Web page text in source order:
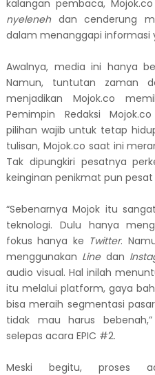
kalangan pembaca,
nyelenehdan cenderung
dalam menanggapi informasi
Awalnya, media ini hanya
Namun, tuntutan zaman
menjadikan Mojok.co
Pemimpin Redaksi
pilihan wajib untuk tetap
tulisan, Mojok.co saat ini
Tak dipungkiri pesatnya
keinginan penikmat pun
“Sebenarnya Mojok itu
teknologi. Dulu hanya
fokus hanya ke Twitter.
menggunakan Linedan
audio visual. Hal inilah
itu melalui platform, gaya
bisa meraih segmentasi
tidak mau harus
selepas acara EPIC #2.
Meski begitu, proses